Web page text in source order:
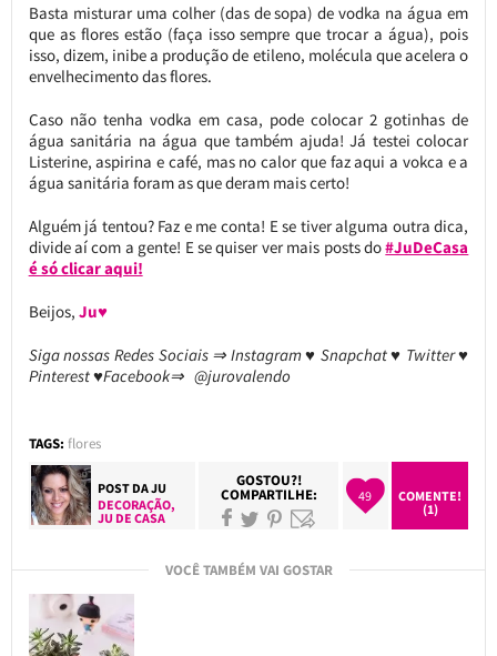
Basta misturar uma colher (das de sopa) de vodka na água em
que as flores estão (faça isso sempre que trocar a água), pois
isso, dizem, inibe a produção de etileno, molécula que acelera o
envelhecimento das flores.
Caso não tenha vodka em casa, pode colocar 2 gotinhas de
água sanitária na água que também ajuda! Já testei colocar
Listerine, aspirina e café, mas no calor que faz aqui a vokca e a
água sanitária foram as que deram mais certo!
Alguém já tentou? Faz e me conta! E se tiver alguma outra dica,
divide aí com a gente! E se quiser ver mais posts do#JuDeCasa
é só clicar aqui!
Beijos, Ju♥
Siga nossas Redes Sociais ⇒ Instagram ♥ Snapchat ♥ Twitter ♥
Pinterest ♥Facebook⇒ @jurovalendo
TAGS: flores
POST DAJU
DECORAÇÃO,
JU DE CASA
GOSTOU?!
COMPARTILHE: 49
COMENTE!
(1)
VOCÊ TAMBÉM VAI GOSTAR